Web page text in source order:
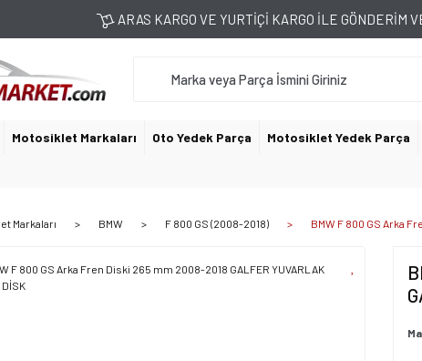
ARAS KARGO VE YURTİÇİ KARGO İLE GÖNDERİM
Motosiklet Markaları Oto Yedek Parça Motosiklet Yedek Parça
Markaları BMW F 800 GS (2008-2018) BMW F 800 GS Arka